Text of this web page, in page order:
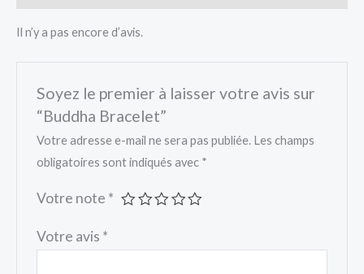
Il n’y a pas encore d’avis.
Soyez le premier à laisser votre avis sur
“Buddha Bracelet”
Votre adresse e-mail ne sera pas publiée. Les champs
obligatoires sont indiqués avec *
Votre note *
Votre avis *